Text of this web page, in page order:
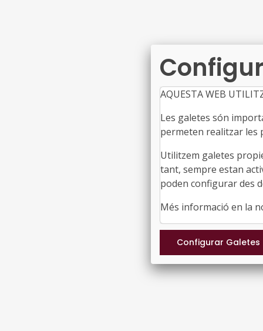
AQUESTA WEB
Les galetes són
permeten realitzar les
Utilitzem galetes
tant, sempre estan
poden configurar des
Més informació en la